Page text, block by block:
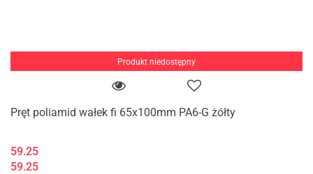
Produkt niedostępny
Pręt poliamid wałek fi 65x100mm PA6-G żółty
59.25
59.25